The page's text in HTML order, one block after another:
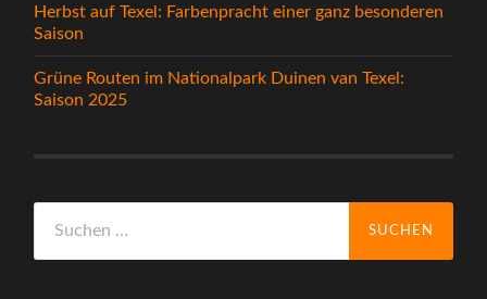
Herbst auf Texel: Farbenpracht einer ganz besonderen
Saison
Grüne Routen im Nationalpark Duinen van Texel:
Saison 2025
nach: